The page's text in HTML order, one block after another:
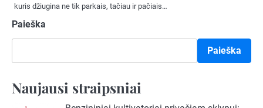
kuris džiugina ne tik parkais, tačiau ir pačiais…
Paieška
Paieška
Naujausi straipsniai